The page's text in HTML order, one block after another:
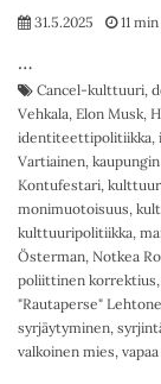
31.5.2025 11
…
Cancel-kulttuuri,
Vehkala, Elon Musk,
identiteettipolitiikka,
Vartiainen,
Kontufestari,
monimuotoisuus,
kulttuuripolitiikka,
Österman, Notkea
poliittinen korrektius,
"Rautaperse"
syrjäytyminen,
valkoinen mies,